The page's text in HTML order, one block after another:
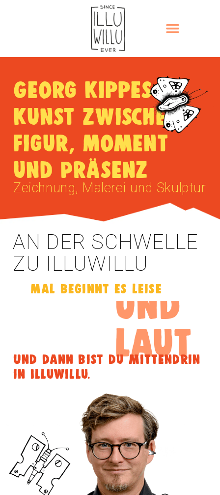
Georg Kippes –
Kunst zwischen
Figur, Moment
und Präsenz
Zeichnung, Malerei und Skulptur
AN DER SCHWELLE
ZU ILLUWILLU
Mal beginnt es leise
mal
roh
und
laut
Und dann bist du mittendrin
in Illuwillu.